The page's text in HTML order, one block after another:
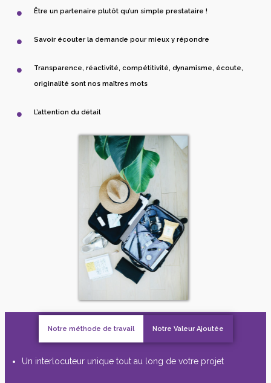
Être un partenaire plutôt qu’un simple prestataire !
Savoir écouter la demande pour mieux y répondre
Transparence, réactivité, compétitivité, dynamisme, écoute,
originalité sont nos maîtres mots
L’attention du détail
Notre méthode de travail Notre Valeur Ajoutée
Un interlocuteur unique tout au long de votre projet